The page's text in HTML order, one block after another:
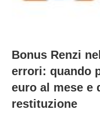
Bonus Renzi
errori: quando
euro al mese e
restituzione